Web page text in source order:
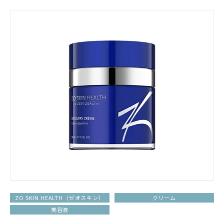
ZO SKIN HEALTH（ゼオスキン）
クリーム
美容液